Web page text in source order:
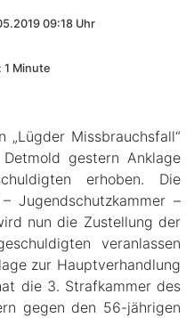
09:18 Uhr
1 Minute
„Lügder Missbrauchsfall“
gestern Anklage
erhoben. Die
Jugendschutzkammer –
nun die Zustellung der
veranlassen
zur Hauptverhandlung
die 3. Strafkammer des
gegen den 56-jährigen